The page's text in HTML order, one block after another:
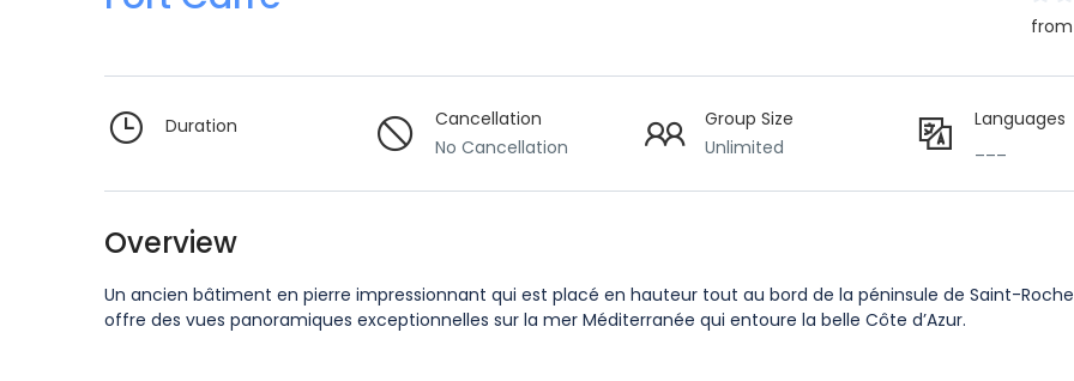
Duration
Cancellation
No Cancellation
Group Size
Unlimited
Languages
Overview
Un ancien bâtiment en pierre impressionnant qui est placé en hauteur tout au bord de la péninsule de Saint-
offre des vues panoramiques exceptionnelles sur la mer Méditerranée qui entoure la belle Côte d’Azur.